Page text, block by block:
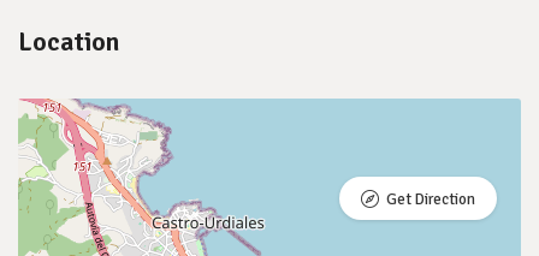
Location
Get Direction